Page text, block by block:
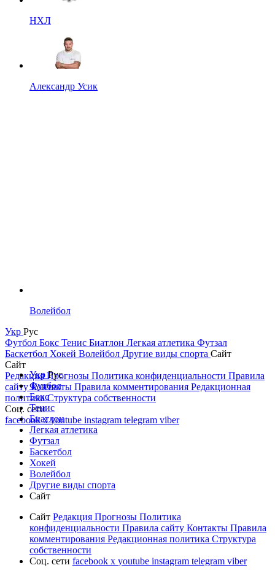
НХЛ
Александр Усик
Волейбол
Укр Рус
Футбол Бокс Тенис Биатлон Легкая атлетика Футзал
Баскетбол Хокей Волейбол Другие виды спорта Сайт
Сайт
РедакцияПрогнозы Политика конфиденциальности Правила
сайтуКонтакты Правила комментирования Редакционная
политикаСтруктура собственности
Соц. сети
facebookxyoutube instagram telegram viber
УкрРус
Футбол
Бокс
Тенис
Биатлон
Легкая атлетика
Футзал
Баскетбол
Хокей
Волейбол
Другие виды спорта
Сайт
Сайт Редакция Прогнозы Политика
конфиденциальности Правила сайту Контакты Правила
комментирования Редакционная политика Структура
собственности
Соц. сети facebook x youtube instagram telegram viber